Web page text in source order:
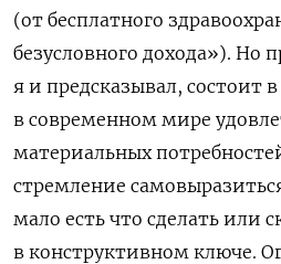
(от бесплатного
безусловного дохода»). Но
я и предсказывал, состоит
в современном мире
материальных
стремление
мало есть что сделать или
в конструктивном ключе.